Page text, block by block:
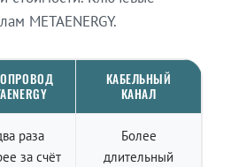
METAENERGY.
КАБЕЛЬНЫЙ
КАНАЛ
раза
за счёт
Более
длительный